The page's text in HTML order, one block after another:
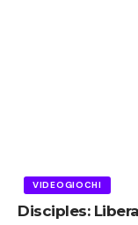
VIDEOGIOCHI
Disciples: